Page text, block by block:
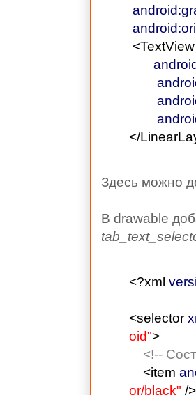
<TextView
</
Здесь можно
В drawable
<?xml
<selector
oid">
<!--
<item
or/black" />